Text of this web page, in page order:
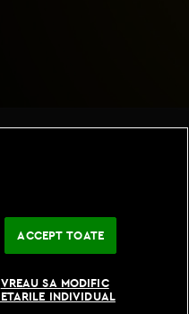
ACCEPT TOATE
VREAU SA MODIFIC
INDIVIDUAL